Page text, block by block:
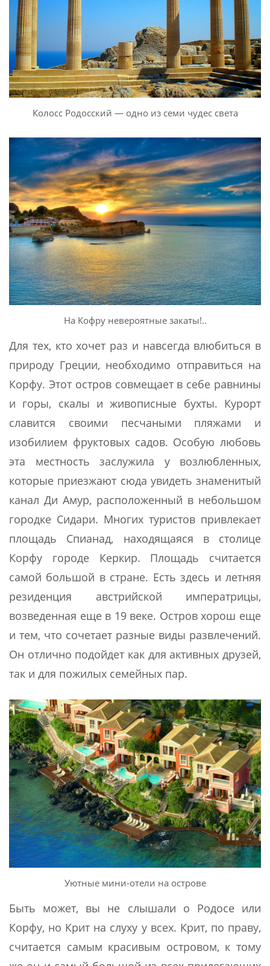
Колосс Родосский — одно из семи чудес света
На Кофру невероятные закаты!..
Для тех, кто хочет раз и навсегда влюбиться в
природу Греции, необходимо отправиться на
Корфу. Этот остров совмещает в себе равнины
и горы, скалы и живописные бухты. Курорт
славится своими песчаными пляжами и
изобилием фруктовых садов. Особую любовь
эта местность заслужила у возлюбленных,
которые приезжают сюда увидеть знаменитый
канал Ди Амур, расположенный в небольшом
городке Сидари. Многих туристов привлекает
площадь Спианад, находящаяся в столице
Корфу городе Керкир. Площадь считается
самой большой в стране. Есть здесь и летняя
резиденция австрийской императрицы,
возведенная еще в 19 веке. Остров хорош еще
и тем, что сочетает разные виды развлечений.
Он отлично подойдет как для активных друзей,
так и для пожилых семейных пар.
Уютные мини-отели на острове
Быть может, вы не слышали о Родосе или
Корфу, но Крит на слуху у всех. Крит, по праву,
считается самым красивым островом, к тому